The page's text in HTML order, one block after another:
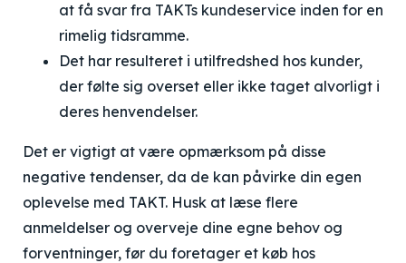
at få svar fra TAKTs kundeservice inden for en
rimelig tidsramme.
Det har resulteret i utilfredshed hos kunder,
der følte sig overset eller ikke taget alvorligt i
deres henvendelser.
Det er vigtigt at være opmærksom på disse
negative tendenser, da de kan påvirke din egen
oplevelse med TAKT. Husk at læse flere
anmeldelser og overveje dine egne behov og
forventninger, før du foretager et køb hos